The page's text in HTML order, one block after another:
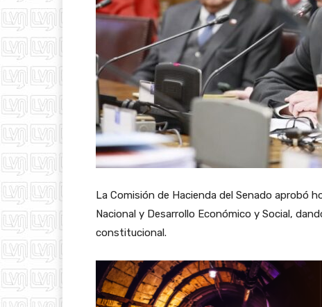
La Comisión de Hacienda del Senado aprobó
Nacional y Desarrollo Económico y Social,
constitucional.